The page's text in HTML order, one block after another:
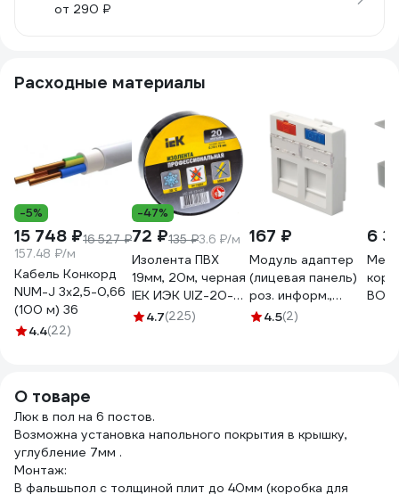
от 290 ₽
Расходные материалы
-5%
15 748 ₽16 527 ₽
157.48 ₽/м
Кабель Конкорд
NUM-J 3х2,5-0,66
(100 м) 36
4.4(22)
-47%
72 ₽135 ₽3.6 ₽/м
Изолента ПВХ
19мм, 20м, черная
IEK ИЭК UIZ-20-
10-K02
4.7(225)
167 ₽
Модуль адаптер
(лицевая панель)
роз. информ.,
45x45, rj, 2 входа,
4.5(2)
6
О товаре
Люк в пол на 6 постов.
Возможна установка напольного покрытия в крышку,
углубление 7мм .
Монтаж:
В фальшьпол с толщиной плит до 40мм (коробка для